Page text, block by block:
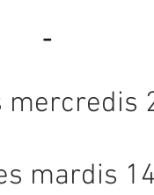
-
mercredis
mardis